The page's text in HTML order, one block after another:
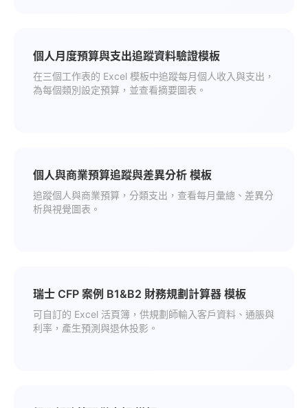
個人月度預算與支出追蹤資料驗證模板
在三個工作表的 Excel 模板中追蹤每月個人收入與支出，
為每個類別設定預算，並查看摘要圖表。
個人與商業預算追蹤與差異分析 模板
追蹤個人與商業預算，分類支出，查看每月彙總、差異分
析與視覺圖表。
瑞士 CFP 案例 B1&B2 財務規劃計算器 模板
可自訂的 Excel 活頁簿，供規劃師輸入客戶資料、通脹與
利率，產生預測與退休投影。